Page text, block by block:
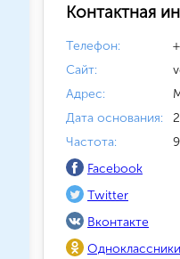
Контактная
Телефон:
Сайт:
Адрес:
Дата основания:
Частота:
Facebook
Twitter
Вконтакте
Одноклассники